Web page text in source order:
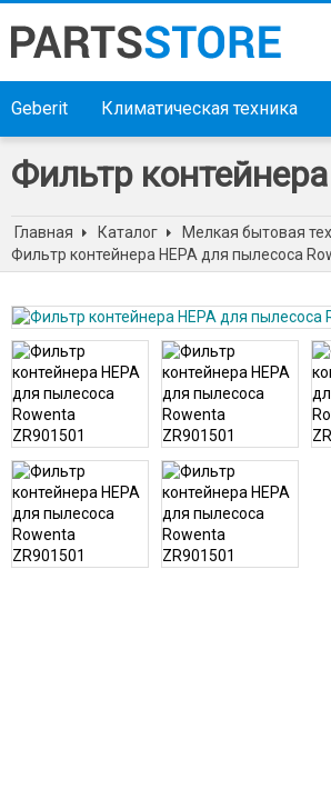
Geberit Климатическая техника
Фильтр
Главная Каталог Мелкая бытовая
Фильтр контейнера HEPA для пылесоса